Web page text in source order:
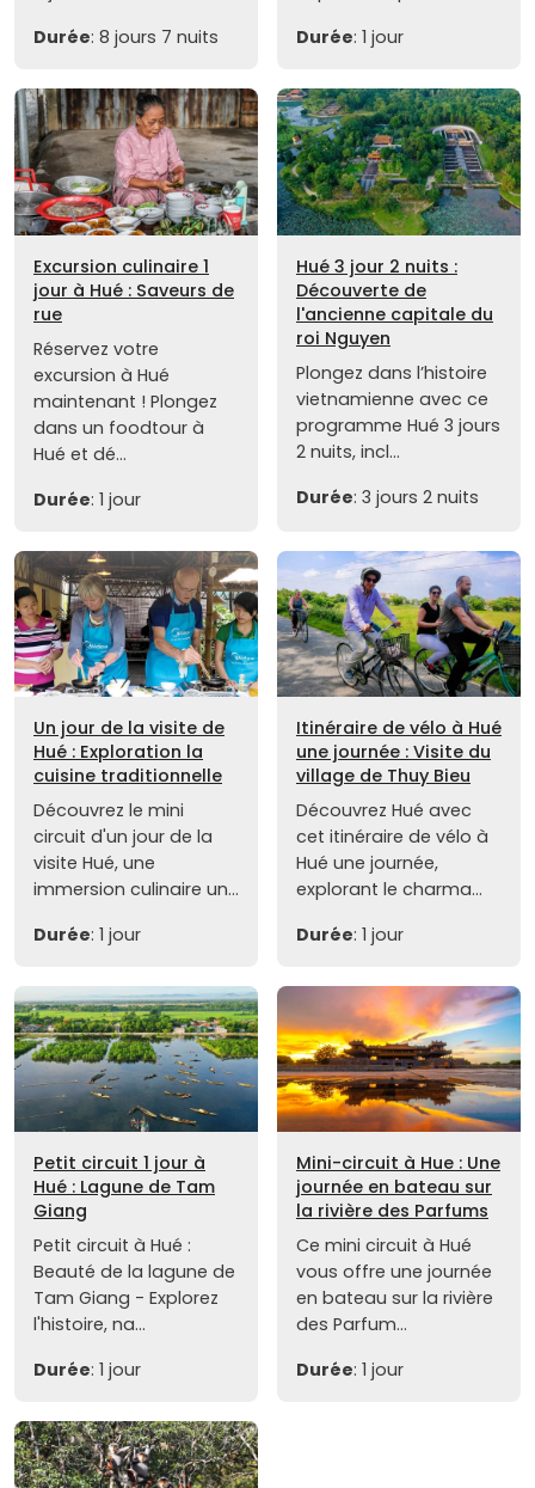
Durée: 8 jours 7 nuits
Durée: 1 jour
Excursion culinaire 1
jour à Hué : Saveurs de
rue
Réservez votre
excursion à Hué
maintenant ! Plongez
dans un foodtour à
Hué et dé...
Durée: 1 jour
Hué 3 jour 2 nuits :
Découverte de
l'ancienne capitale du
roi Nguyen
Plongez dans l’histoire
vietnamienne avec ce
programme Hué 3 jours
2 nuits, incl...
Durée: 3 jours 2 nuits
Un jour de la visite de
Hué : Exploration la
cuisine traditionnelle
Découvrez le mini
circuit d'un jour de la
visite Hué, une
immersion culinaire un...
Durée: 1 jour
Itinéraire de vélo à Hué
une journée : Visite du
village de Thuy Bieu
Découvrez Hué avec
cet itinéraire de vélo à
Hué une journée,
explorant le charma...
Durée: 1 jour
Petit circuit 1 jour à
Hué : Lagune de Tam
Giang
Petit circuit à Hué :
Beauté de la lagune de
Tam Giang - Explorez
l'histoire, na...
Durée: 1 jour
Mini-circuit à Hue : Une
journée en bateau sur
la rivière des Parfums
Ce mini circuit à Hué
vous offre une journée
en bateau sur la rivière
des Parfum...
Durée: 1 jour